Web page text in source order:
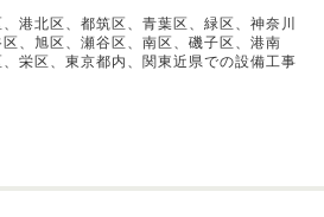
港北区、都筑区、青葉区、緑区、神奈川
、旭区、瀬谷区、南区、磯子区、港南
栄区、東京都内、関東近県での設備工事